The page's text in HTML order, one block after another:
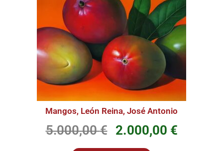
Mangos, León Reina, José Antonio
5.000,00€ 2.000,00 €